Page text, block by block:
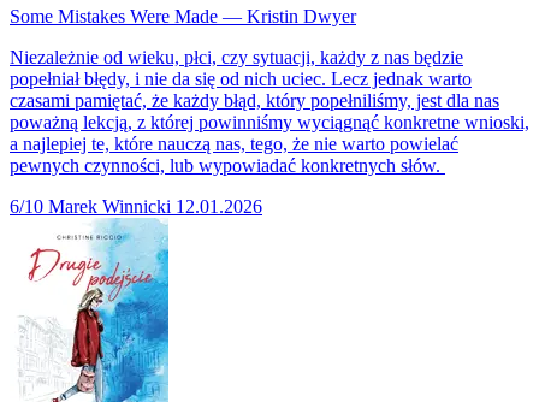
Some Mistakes Were Made — Kristin Dwyer
Niezależnie od wieku, płci, czy sytuacji, każdy z nas będzie
popełniał błędy, i nie da się od nich uciec. Lecz jednak warto
czasami pamiętać, że każdy błąd, który popełniliśmy, jest dla nas
poważną lekcją, z której powinniśmy wyciągnąć konkretne wnioski,
a najlepiej te, które nauczą nas, tego, że nie warto powielać
pewnych czynności, lub wypowiadać konkretnych słów.
6/10 Marek Winnicki 12.01.2026